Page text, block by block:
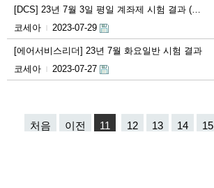
[DCS] 23년 7월 3일 평일 계좌제 시험 결과 (…
코세아
2023-07-29
[에어서비스리더] 23년 7월 화요일반 시험 결과
코세아
2023-07-27
처음 이전 11 12 13 14 15